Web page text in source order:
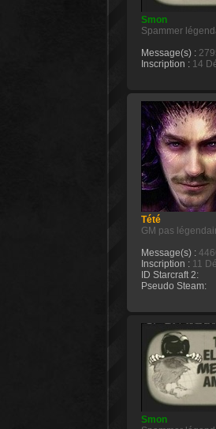
Smon
Spammer
Message(s) :
Inscription : 14
Tété
GM pas
Message(s) :
Inscription : 11
ID Starcraft 2:
Pseudo Steam:
Smon